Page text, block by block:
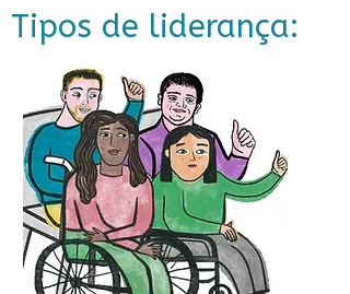
Tipos de liderança: